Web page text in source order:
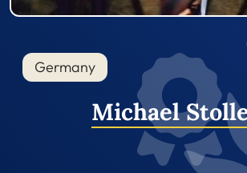
Germany
Michael